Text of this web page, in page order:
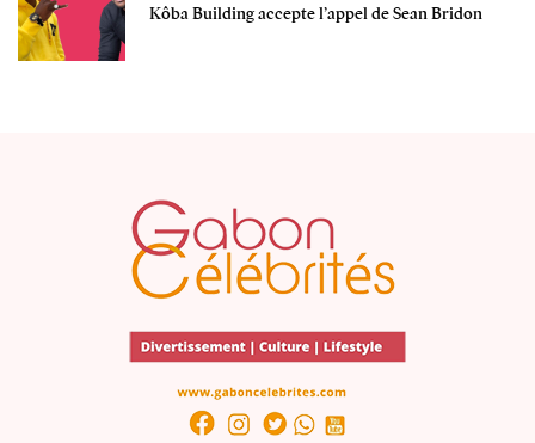
Kôba Building accepte l’appel de Sean Bridon